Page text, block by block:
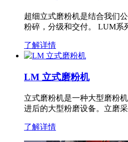
超细立式磨粉机是结合我们
粉碎，分级和交付。 LUM
了解详情
LM 立式磨粉机
立式磨粉机是一种大型磨粉
进后的大型粉磨设备。立磨
了解详情